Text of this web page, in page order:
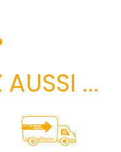
...